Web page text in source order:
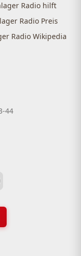
Radio hilft
Radio Preis
Radio Wikipedia
44